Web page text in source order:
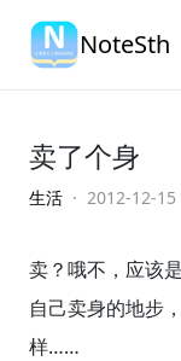
NoteSth
卖了个身
生活 · 2012-12-15
卖？哦不，应该
自己卖身的地步
样……